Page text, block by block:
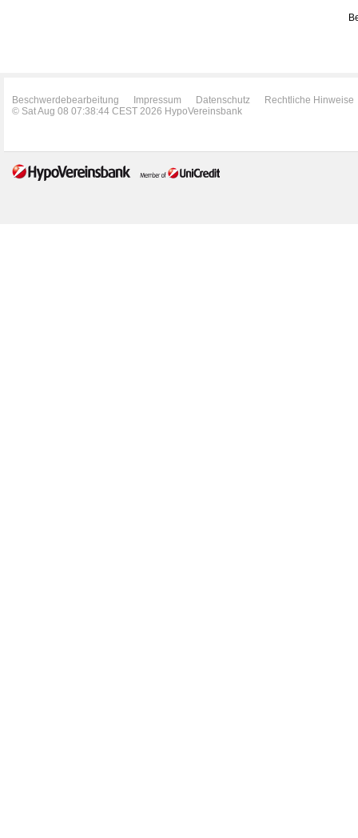
Beschwerdebearbeitung Impressum Datenschutz
Rechtliche Hinweise
© Sat Aug 08 07:38:44 CEST 2026 HypoVereinsbank